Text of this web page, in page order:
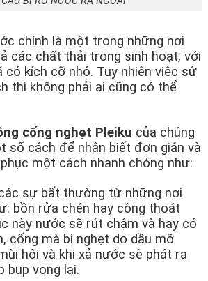
chính là một trong những nơi
các chất thải trong sinh hoạt, với
có kích cỡ nhỏ. Tuy nhiên việc sử
thì không phải ai cũng có thể
cống nghẹt Pleiku của chúng
số cách để nhận biết đơn giản và
một cách nhanh chóng như:
sự bất thường từ những nơi
bồn rửa chén hay công thoát
này nước sẽ rút chậm và hay có
cống mà bị nghẹt do dầu mỡ
hôi và khi xả nước sẽ phát ra
bụp vọng lại.